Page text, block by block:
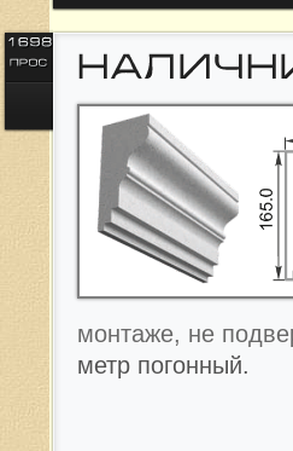
монтаже, не
метр погонный.